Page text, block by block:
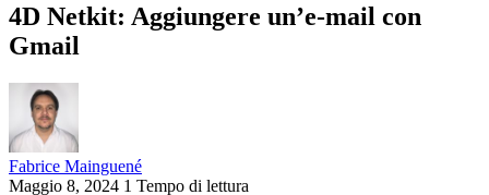
4D Netkit: Aggiungere un’e-mail con
Gmail
Fabrice Mainguené
Maggio 8, 2024 1 Tempo di lettura